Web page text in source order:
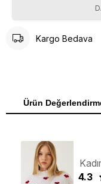
Kargo Bedava
Ürün
4.3